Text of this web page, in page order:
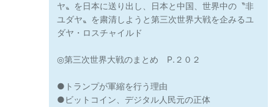
ヤ〟を日本に送り出し、日本と中国、世界中の〝非
ユダヤ〟を粛清しようと第三次世界大戦を企みるユ
ダヤ・ロスチャイルド
◎第三次世界大戦のまとめ P.２０２
●トランプが軍縮を行う理由
●ビットコイン、デジタル人民元の正体